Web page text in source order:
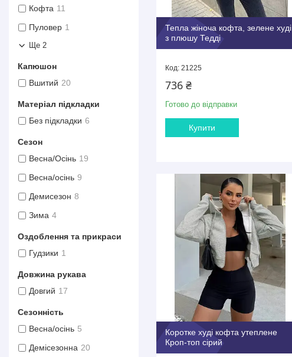
Тепла жіноча кофта, зелене худі
з плюшу Тедді
21225
736 ₴
Готово до відправки
Купити
Коротке худі кофта утеплене
Кроп-топ сірий
Кофта 11
Пуловер 1
Ще 2
Капюшон
Вшитий 20
Матеріал підкладки
Без підкладки 6
Сезон
Весна/Осінь 19
Весна/осінь 9
Демисезон 8
Зима 4
Оздоблення та прикраси
Гудзики 1
Довжина рукава
Довгий 17
Сезонність
Весна/осінь 5
Демісезонна 20